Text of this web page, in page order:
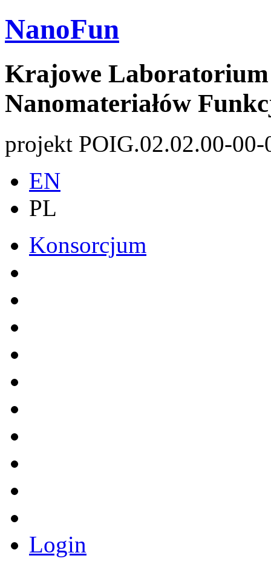
NanoFun
Krajowe
Nanomateriałów
projekt POIG.02.02.00-00-
EN
PL
Konsorcjum
Login